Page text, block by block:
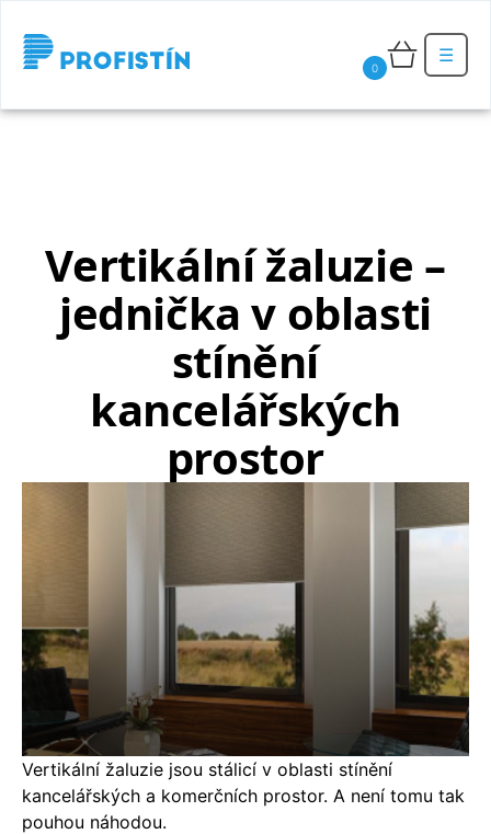
0
☰
Vertikální žaluzie –
jednička v oblasti
stínění
kancelářských
prostor
Vertikální žaluzie jsou stálicí v oblasti stínění
kancelářských a komerčních prostor. A není tomu tak
pouhou náhodou.